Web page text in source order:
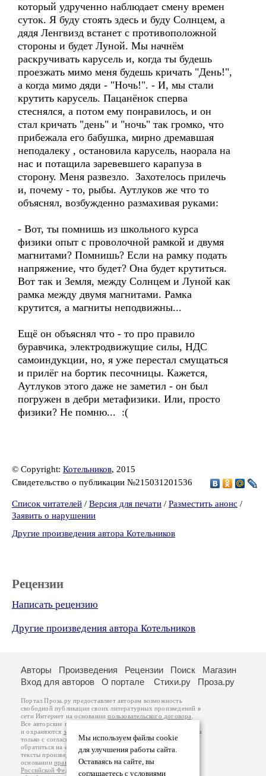
который удрученно наблюдает смену времен
суток. Я буду стоять здесь и буду Солнцем, а
дядя Ленгвизд встанет с противоположной
стороны и будет Луной. Мы начнём
раскручивать карусель и, когда ты будешь
проезжать мимо меня будешь кричать "День!",
а когда мимо дяди - "Ночь!". - И, мы стали
крутить карусель. Пацанёнок сперва
стеснялся, а потом ему понравилось, и он
стал кричать "день" и "ночь" так громко, что
прибежала его бабушка, мирно дремавшая
неподалеку , остановила карусель, наорала на
нас и потащила заревевшего карапуза в
сторону. Меня развезло. Захотелось прилечь
и, почему - то, рыбы. Аутлуков же что то
объяснял, возбужденно размахивая руками:
- Вот, ты помнишь из школьного курса
физики опыт с проволочной рамкой и двумя
магнитами? Помнишь? Если на рамку подать
напряжение, что будет? Она будет крутиться.
Вот так и Земля, между Солнцем и Луной как
рамка между двумя магнитами. Рамка
крутится, а магниты неподвижны...
Ещё он объяснял что - то про правило
буравчика, электродвижущие силы, НДС
самоиндукции, но, я уже перестал смущаться
и прилёг на бортик песочницы. Кажется,
Аутлуков этого даже не заметил - он был
погружен в дебри метафизики. Или, просто
физики? Не помню... :(
© Copyright: Котельников, 2015
Свидетельство о публикации №215031201536
Список читателей / Версия для печати / Разместить анонс /
Заявить о нарушении
Другие произведения автора Котельников
Рецензии
Написать рецензию
Другие произведения автора Котельников
Мы используем файлы cookie
для улучшения работы сайта.
Оставаясь на сайте, вы
соглашаетесь с условиями
Авторы Произведения Рецензии Поиск
Магазин
Вход для авторов
О портале Стихи.ру Проза.ру
Портал Проза.ру предоставляет авторам возможность
свободной публикации своих литературных произведений в
сети Интернет на основаниипользовательского договора
Все авторские права на произведения принадлежат авторам
и охраняются законом
. Перепечатка произведений возможна
только с согласия его автора, к которому вы можете
обратиться на его авторской странице. Ответственность за
тексты произведений авторы несут самостоятельно на
основанииправил публикацииизаконодательства
Российской Федерации